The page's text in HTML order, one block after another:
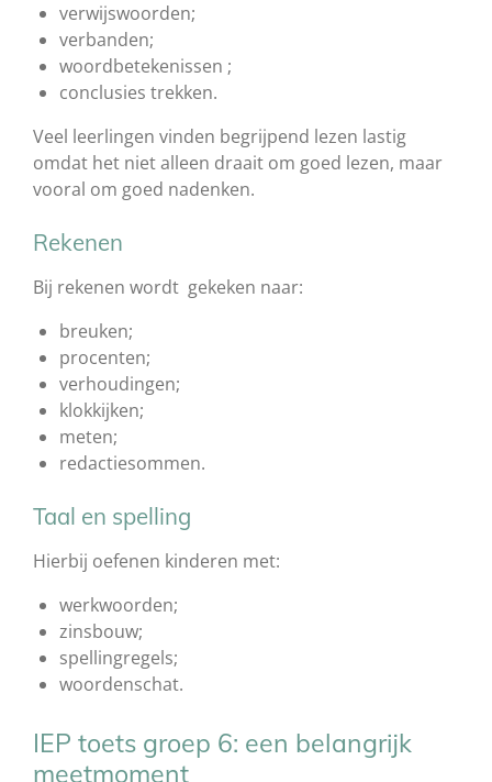
verwijswoorden;
verbanden;
woordbetekenissen ;
conclusies trekken.
Veel leerlingen vinden begrijpend lezen lastig
omdat het niet alleen draait om goed lezen, maar
vooral om goed nadenken.
Rekenen
Bij rekenen wordt gekeken naar:
breuken;
procenten;
verhoudingen;
klokkijken;
meten;
redactiesommen.
Taal en spelling
Hierbij oefenen kinderen met:
werkwoorden;
zinsbouw;
spellingregels;
woordenschat.
IEP toets groep 6: een belangrijk
meetmoment